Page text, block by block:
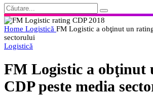
Home Logistică FM Logistic a obţinut un
sectorului
Logistică
FM Logistic a obţinut
CDP peste media